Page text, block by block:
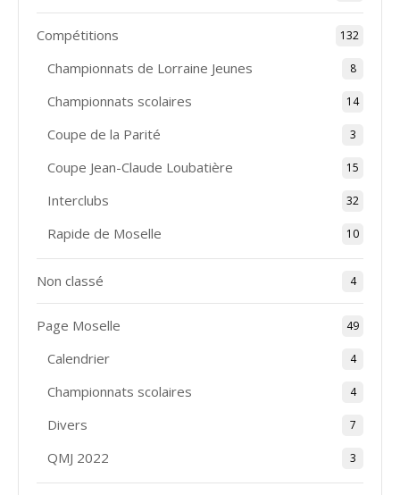
Compétitions 132
Championnats de Lorraine Jeunes 8
Championnats scolaires 14
Coupe de la Parité 3
Coupe Jean-Claude Loubatière 15
Interclubs 32
Rapide de Moselle 10
Non classé 4
Page Moselle 49
Calendrier 4
Championnats scolaires 4
Divers 7
QMJ 2022 3